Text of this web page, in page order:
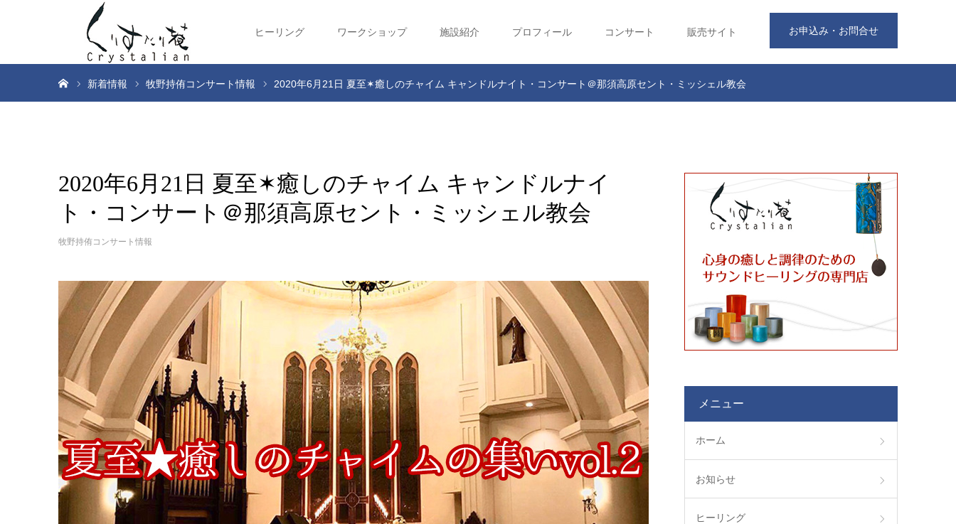
お申込み・お問合せ
ヒーリング ワークショップ 施設紹介 プロフィール コンサート 販売サイト
新着情報 牧野持侑コンサート情報 2020年6月21日 夏至✶癒しのチャイム キャンドルナイト・コンサート＠那須高原セント・ミッシェル教会
2020年6月21日 夏至✶癒しのチャイム キャンドルナイ
ト・コンサート＠那須高原セント・ミッシェル教会
牧野持侑コンサート情報
メニュー
ホーム
お知らせ
ヒーリング